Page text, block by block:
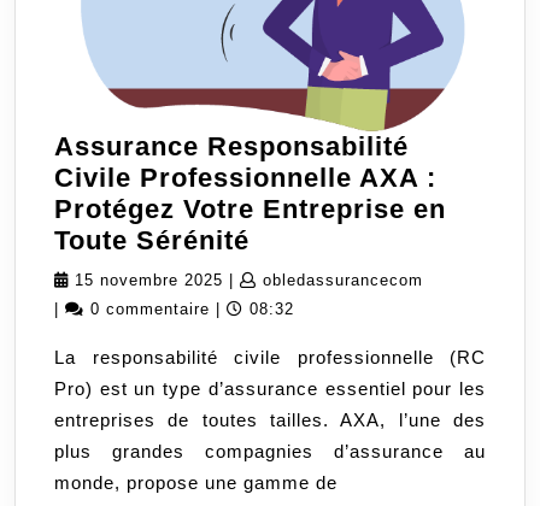
Assurance Responsabilité
Civile Professionnelle AXA :
Protégez Votre Entreprise en
Toute Sérénité
Responsabilité
Civile
AXA
:
Protégez
Votre
Entreprise
15 novembre 2025 15
novembre
| obledassurancecom
|
0 commentaire | 08:32
La responsabilité civile professionnelle (RC
Pro) est un type d’assurance essentiel pour les
entreprises de toutes tailles. AXA, l’une des
plus grandes compagnies d’assurance au
monde, propose une gamme de